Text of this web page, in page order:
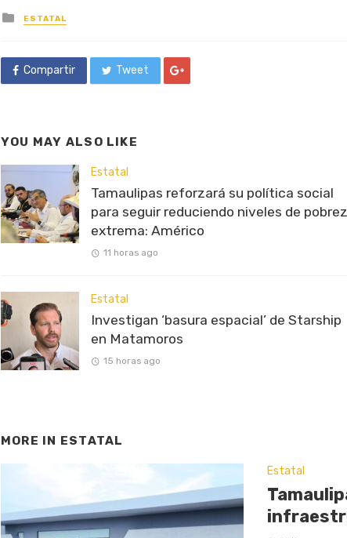
Posted
in
ESTATAL
Compartir Tweet
YOU MAY ALSO LIKE
Estatal
Tamaulipas reforzará su política social
para seguir reduciendo niveles de
extrema: Américo
11 horas ago
Estatal
Investigan ‘basura espacial’ de Starship
en Matamoros
15 horas ago
MORE IN ESTATAL
Estatal